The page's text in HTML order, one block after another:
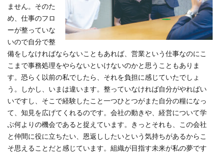
ません。そのた
め、仕事のフロ
ーが整っていな
いので自分で整
備をしなければならないこともあれば、営業という仕事なのにこ
こまで事務処理をやらないといけないのかと思うこともありま
す。恐らく以前の私でしたら、それを負担に感じていたでしょ
う。しかし、いまは違います。整っていなければ自分がやればい
いですし、そこで経験したこと一つひとつがまた自分の糧になっ
て、知見を広げてくれるのです。会社の動きや、経営について学
ぶ何よりの機会であると捉えています。きっとそれも、この会社
と仲間に役に立ちたい、恩返ししたいという気持ちがあるからこ
そ思えることだと感じています。組織が目指す未来が私の夢です